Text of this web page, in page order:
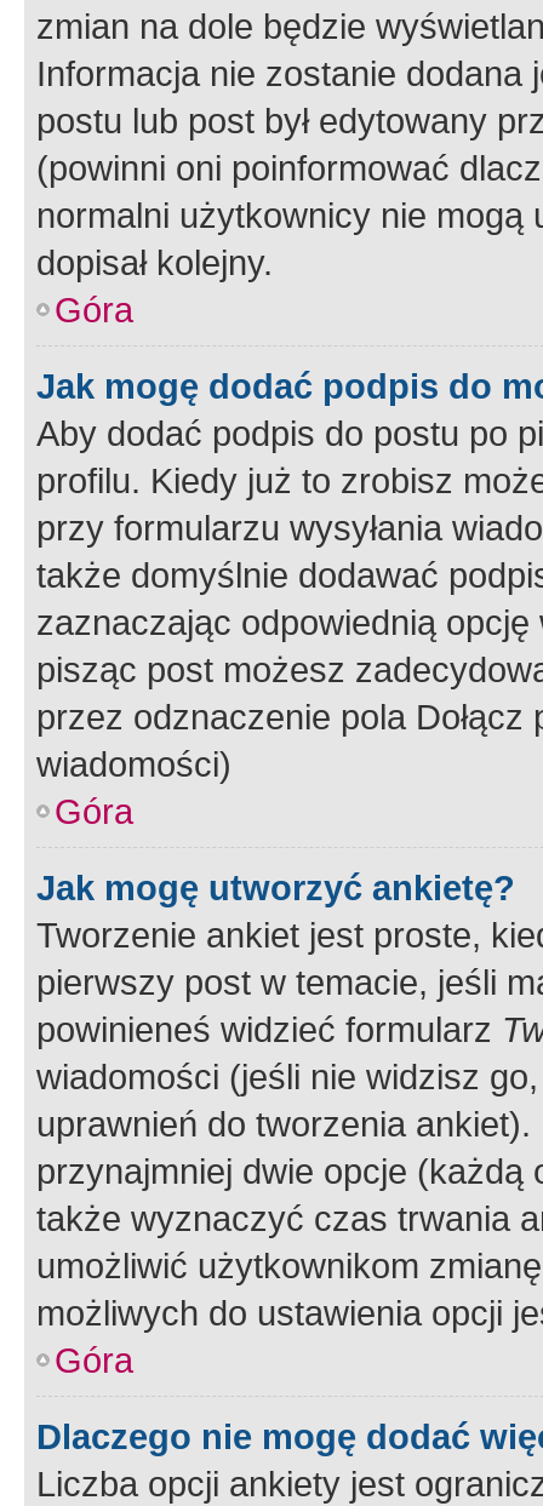
zmian na dole będzie
Informacja nie zostanie dodana
postu lub post był edytowany
(powinni oni poinformować
normalni użytkownicy nie
dopisał kolejny.
Góra
Jak mogę dodać podpis do
Aby dodać podpis do postu po
profilu. Kiedy już to zrobisz
przy formularzu wysyłania
także domyślnie dodawać
zaznaczając odpowiednią
pisząc post możesz
przez odznaczenie pola
wiadomości)
Góra
Jak mogę utworzyć ankietę?
Tworzenie ankiet jest proste,
pierwszy post w temacie, jeśli
powinieneś widzieć formularz
wiadomości (jeśli nie widzisz
uprawnień do tworzenia
przynajmniej dwie opcje
także wyznaczyć czas trwania
umożliwić użytkownikom
możliwych do ustawienia opcji
Góra
Dlaczego nie mogę dodać
Liczba opcji ankiety jest